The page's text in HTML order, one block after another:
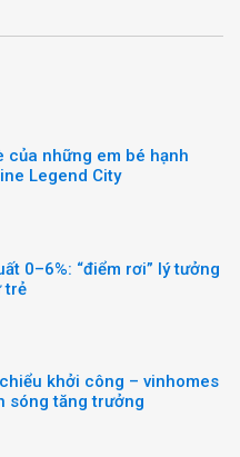
của những em bé hạnh
Legend City
0–6%: “điểm rơi” lý tưởng
trẻ
khởi công – vinhomes
sóng tăng trưởng